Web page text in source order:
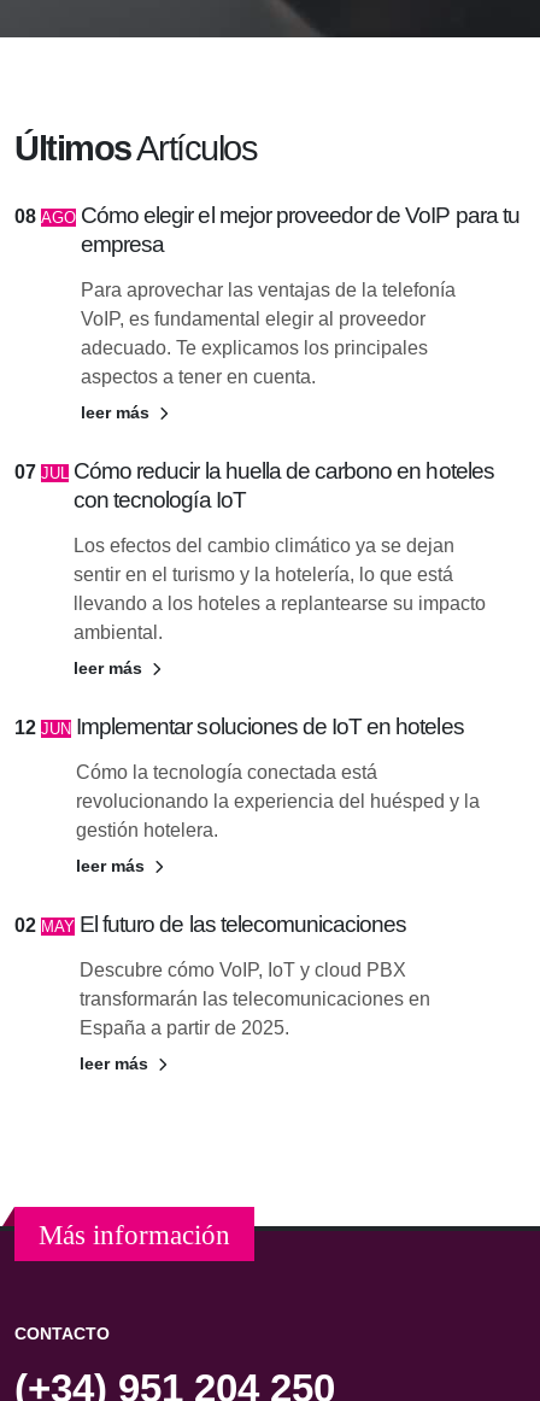
ÚltimosArtículos
08 AGO Cómo elegir el mejor proveedor de VoIP para tu
empresa
Para aprovechar las ventajas de la telefonía
VoIP, es fundamental elegir al proveedor
adecuado. Te explicamos los principales
aspectos a tener en cuenta.
leer más
07 JUL Cómo reducir la huella de carbono en hoteles
con tecnología IoT
Los efectos del cambio climático ya se dejan
sentir en el turismo y la hotelería, lo que está
llevando a los hoteles a replantearse su impacto
ambiental.
leer más
12 JUN Implementar soluciones de IoT en hoteles
Cómo la tecnología conectada está
revolucionando la experiencia del huésped y la
gestión hotelera.
leer más
02 MAY El futuro de las telecomunicaciones
Descubre cómo VoIP, IoT y cloud PBX
transformarán las telecomunicaciones en
España a partir de 2025.
leer más
Más información
CONTACTO
(+34) 951 204 250